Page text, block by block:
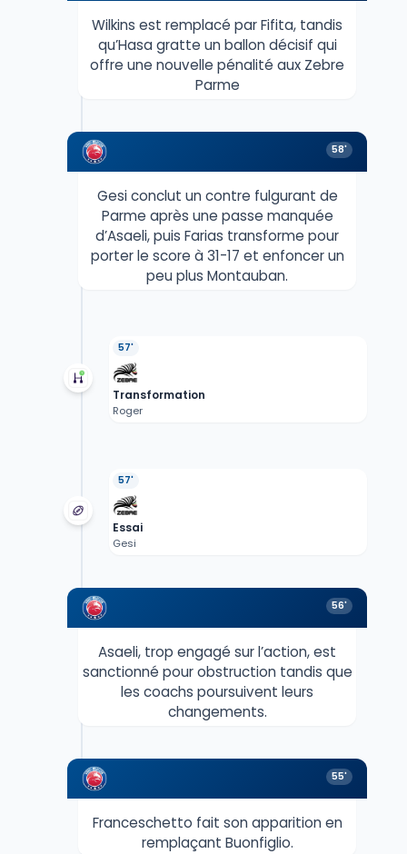
Wilkins est remplacé par Fifita, tandis
qu’Hasa gratte un ballon décisif qui
offre une nouvelle pénalité aux Zebre
Parme
58'
Gesi conclut un contre fulgurant de
Parme après une passe manquée
d’Asaeli, puis Farias transforme pour
porter le score à 31-17 et enfoncer un
peu plus Montauban.
57'
Transformation
Roger
57'
Essai
Gesi
56'
Asaeli, trop engagé sur l’action, est
sanctionné pour obstruction tandis que
les coachs poursuivent leurs
changements.
55'
Franceschetto fait son apparition en
remplaçant Buonfiglio.